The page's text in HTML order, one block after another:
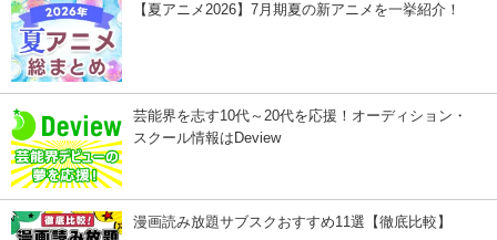
【夏アニメ2026】7月期夏の新アニメを一挙紹介！
芸能界を志す10代～20代を応援！オーディション・
スクール情報はDeview
漫画読み放題サブスクおすすめ11選【徹底比較】